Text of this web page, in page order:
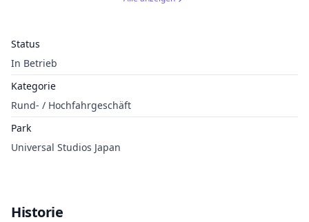
Status
In Betrieb
Kategorie
Rund- / Hochfahrgeschäft
Park
Universal Studios Japan
Historie